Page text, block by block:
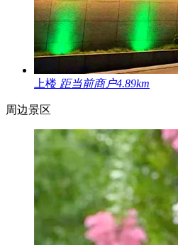
上楼 距当前商户4.89km
周边景区